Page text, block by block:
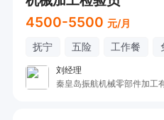
4500-5500 元/月
抚宁 五险 工作餐
刘经理
秦皇岛振航机械零部件加工